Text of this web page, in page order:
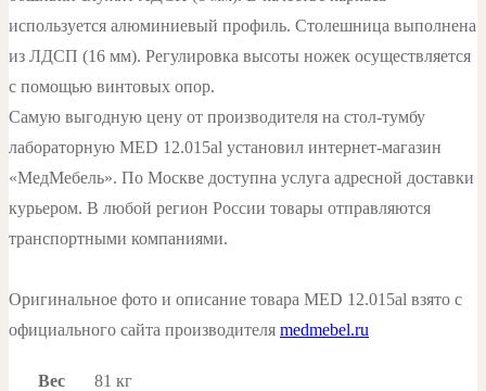
используется алюминиевый профиль. Столешница выполнена
из ЛДСП (16 мм). Регулировка высоты ножек осуществляется
с помощью винтовых опор.
Самую выгодную цену от производителя на стол-тумбу
лабораторную MED 12.015al установил интернет-магазин
«МедМебель». По Москве доступна услуга адресной доставки
курьером. В любой регион России товары отправляются
транспортными компаниями.
Оригинальное фото и описание товара MED 12.015al взято с
официального сайта производителя medmebel.ru
Вес
81 кг